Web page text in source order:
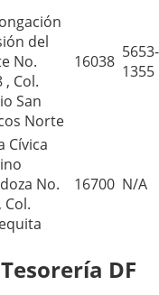
del
No.
, Col.
San
Norte
16038 5653-
1355
Cívica
No.
Col.
16700 N/A
DF